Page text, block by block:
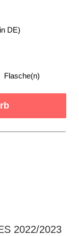
DE)
Flasche(n)
2022/2023